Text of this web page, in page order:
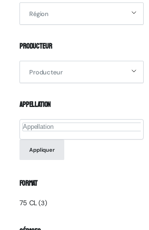
Région
Producteur
Producteur
Appellation
Appliquer
Format
75 CL (3)